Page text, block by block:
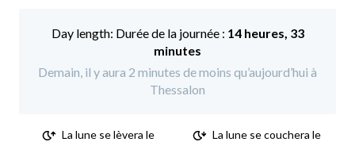
Durée de la journée : 14 heures, 33
minutes
Demain, il y aura 2 minutes de moins qu’aujourd’hui à
Thessalon
La lune se lèvera le
La lune se couchera le